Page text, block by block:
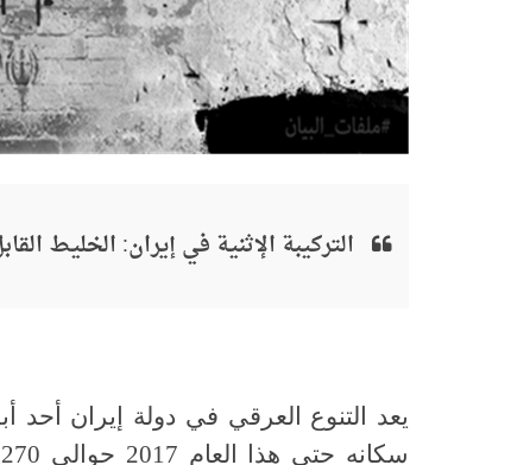
التركيبة الإثنية في إيران: الخليط
يعد التنوع العرقي في دولة إيران أحد
سكانه حتى هذا العام 2017 حوالي 79,926,270 نسمة